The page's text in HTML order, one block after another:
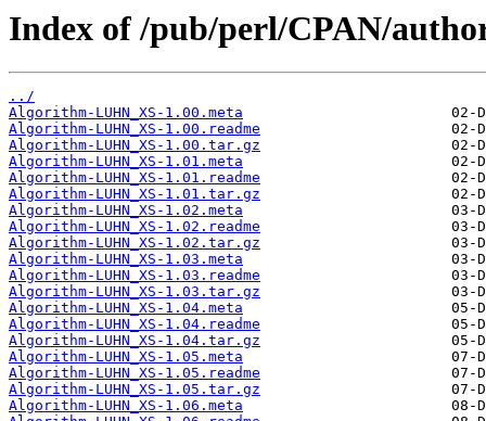
Index of /pub/perl/CPAN/
../
Algorithm-LUHN_XS-1.00.meta
Algorithm-LUHN_XS-1.00.readme
Algorithm-LUHN_XS-1.00.tar.gz
Algorithm-LUHN_XS-1.01.meta
Algorithm-LUHN_XS-1.01.readme
Algorithm-LUHN_XS-1.01.tar.gz
Algorithm-LUHN_XS-1.02.meta
Algorithm-LUHN_XS-1.02.readme
Algorithm-LUHN_XS-1.02.tar.gz
Algorithm-LUHN_XS-1.03.meta
Algorithm-LUHN_XS-1.03.readme
Algorithm-LUHN_XS-1.03.tar.gz
Algorithm-LUHN_XS-1.04.meta
Algorithm-LUHN_XS-1.04.readme
Algorithm-LUHN_XS-1.04.tar.gz
Algorithm-LUHN_XS-1.05.meta
Algorithm-LUHN_XS-1.05.readme
Algorithm-LUHN_XS-1.05.tar.gz
Algorithm-LUHN_XS-1.06.meta